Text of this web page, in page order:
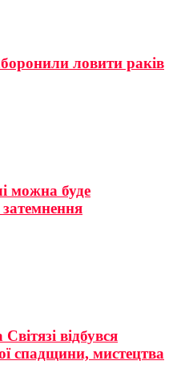
ловити раків
можна буде
затемнення
відбувся
спадщини, мистецтва